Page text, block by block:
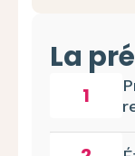
La
1